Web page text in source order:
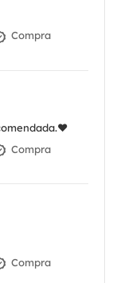
Compra
Compra
Compra